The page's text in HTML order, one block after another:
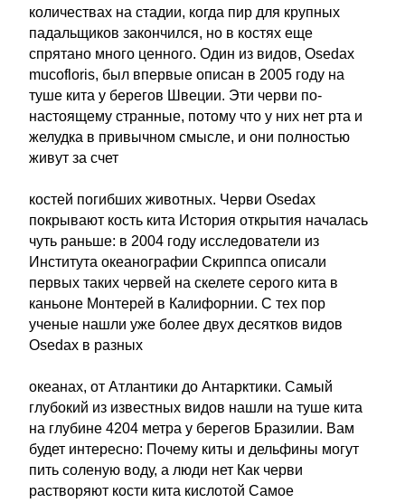
количествах на стадии, когда пир для крупных
падальщиков закончился, но в костях еще
спрятано много ценного. Один из видов, Osedax
mucofloris, был впервые описан в 2005 году на
туше кита у берегов Швеции. Эти черви по-
настоящему странные, потому что у них нет рта и
желудка в привычном смысле, и они полностью
живут за счет
костей погибших животных. Черви Osedax
покрывают кость кита История открытия началась
чуть раньше: в 2004 году исследователи из
Института океанографии Скриппса описали
первых таких червей на скелете серого кита в
каньоне Монтерей в Калифорнии. С тех пор
ученые нашли уже более двух десятков видов
Osedax в разных
океанах, от Атлантики до Антарктики. Самый
глубокий из известных видов нашли на туше кита
на глубине 4204 метра у берегов Бразилии. Вам
будет интересно: Почему киты и дельфины могут
пить соленую воду, а люди нет Как черви
растворяют кости кита кислотой Самое